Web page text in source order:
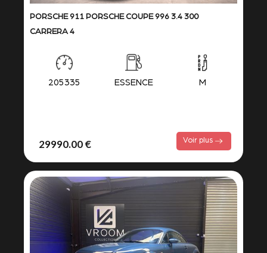
PORSCHE 911 PORSCHE COUPE 996 3.4 300
CARRERA 4
205335 ESSENCE M
29990.00 € Voir plus